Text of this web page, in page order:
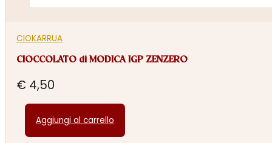
CIOKARRUA
CIOCCOLATO di MODICA IGP ZENZERO
€ 4,50
Aggiungi al carrello